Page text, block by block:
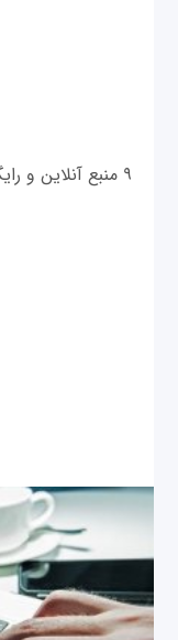
۹ منبع آنلاین و رایگان آموزش برنامه‌نویسی